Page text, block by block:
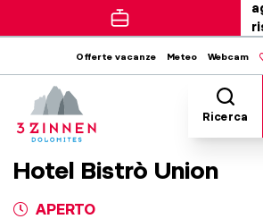
Offerte vacanze Meteo Webcam
Ricerca
Hotel Bistrò Union
APERTO